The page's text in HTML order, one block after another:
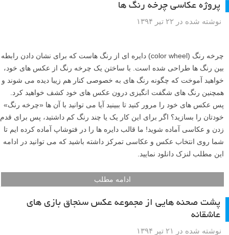
پروژه عکاسی چرخه رنگ ها
نوشته شده در ۲۲ تیر ۱۳۹۴